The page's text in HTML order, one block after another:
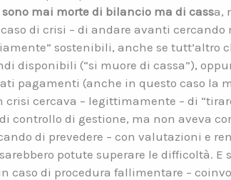
mai morte di bilancio ma di cassa,
di crisi – di andare avanti
sostenibili, anche se
disponibili (“si muore di cassa”),
pagamenti (anche in questo caso la
crisi cercava – legittimamente – di
controllo di gestione, ma non aveva
di prevedere – con valutazioni e
potute superare le difficoltà. E
caso di procedura fallimentare –